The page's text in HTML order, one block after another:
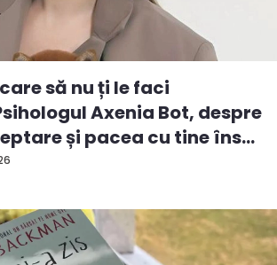
să nu ți le faci
Axenia Bot, despre
și pacea cu tine îns...